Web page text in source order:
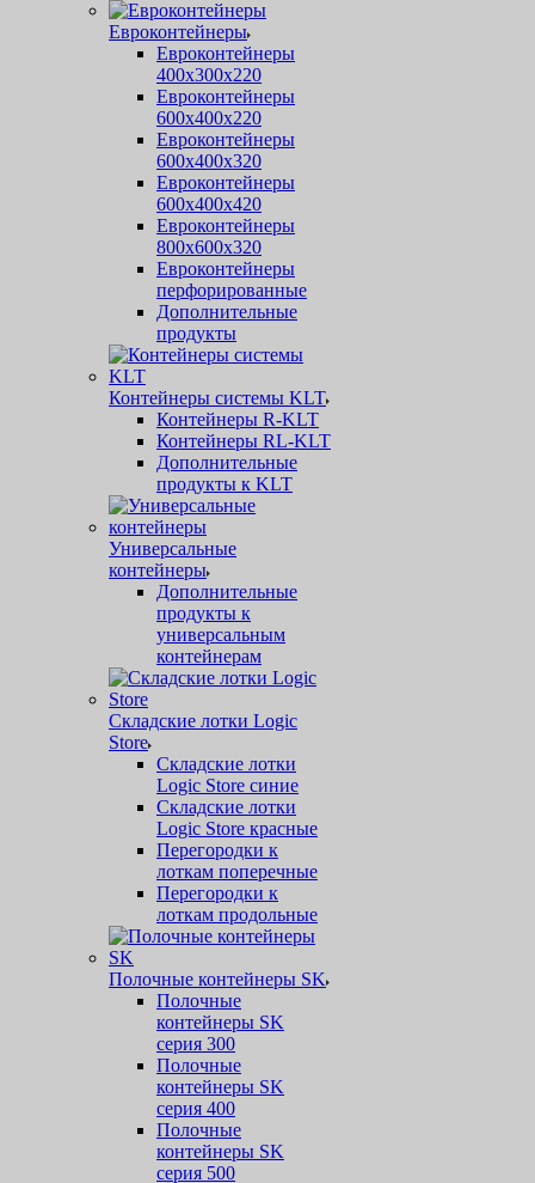
Евроконтейнеры
Евроконтейнеры
400х300х220
Евроконтейнеры
600х400х220
Евроконтейнеры
600х400х320
Евроконтейнеры
600х400х420
Евроконтейнеры
800х600х320
Евроконтейнеры
перфорированные
Дополнительные
продукты
Контейнеры системы KLT
Контейнеры R-KLT
Контейнеры RL-KLT
Дополнительные
продукты к KLT
Универсальные
контейнеры
Дополнительные
продукты к
универсальным
контейнерам
Складские лотки Logic
Store
Складские лотки
Logic Store синие
Складские лотки
Logic Store красные
Перегородки к
лоткам поперечные
Перегородки к
лоткам продольные
Полочные контейнеры SK
Полочные
контейнеры SK
серия 300
Полочные
контейнеры SK
серия 400
Полочные
контейнеры SK
серия 500